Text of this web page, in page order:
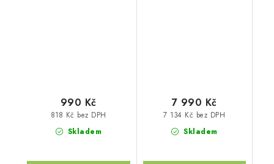
Skladem
818 Kč bez DPH
990 Kč
Skladem
7 134 Kč bez DPH
7 990 Kč